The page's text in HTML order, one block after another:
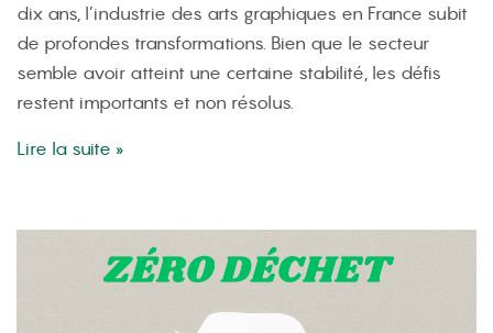
dix ans, l’industrie des arts graphiques en France subit
de profondes transformations. Bien que le secteur
semble avoir atteint une certaine stabilité, les défis
restent importants et non résolus.
Lire la suite »